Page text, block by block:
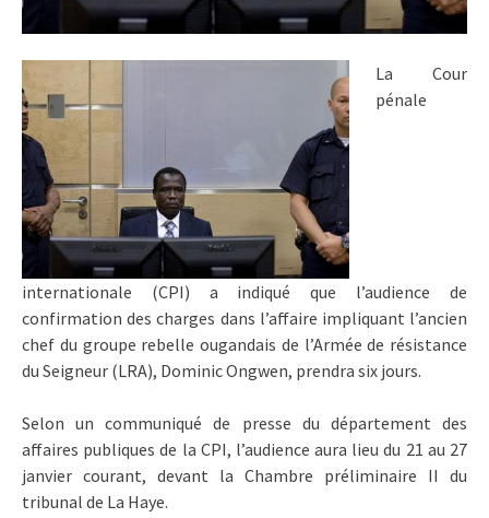
La Cour
pénale
internationale (CPI) a indiqué que l’audience de
confirmation des charges dans l’affaire impliquant l’ancien
chef du groupe rebelle ougandais de l’Armée de résistance
du Seigneur (LRA), Dominic Ongwen, prendra six jours.
Selon un communiqué de presse du département des
affaires publiques de la CPI, l’audience aura lieu du 21 au 27
janvier courant, devant la Chambre préliminaire II du
tribunal de La Haye.